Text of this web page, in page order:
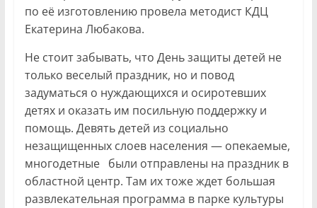
по её изготовлению провела методист КДЦ
Екатерина Любакова.
Не стоит забывать, что День защиты детей не
только веселый праздник, но и повод
задуматься о нуждающихся и осиротевших
детях и оказать им посильную поддержку и
помощь. Девять детей из социально
незащищенных слоев населения — опекаемые,
многодетные были отправлены на праздник в
областной центр. Там их тоже ждет большая
развлекательная программа в парке культуры